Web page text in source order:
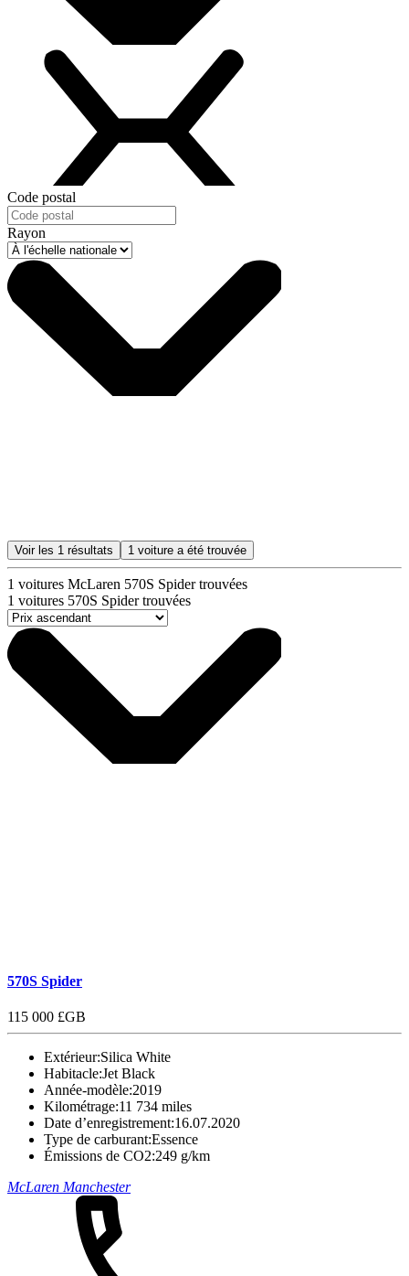
Code postal
Rayon
Voir les 1 résultats 1 voiture a été trouvée
1 voitures McLaren 570S Spider trouvées
1 voitures 570S Spider trouvées
570S Spider
115 000 £GB
Extérieur:Silica White
Habitacle:Jet Black
Année-modèle:2019
Kilométrage:11 734 miles
Date d’enregistrement:16.07.2020
Type de carburant:Essence
Émissions de CO2:249 g/km
McLaren Manchester